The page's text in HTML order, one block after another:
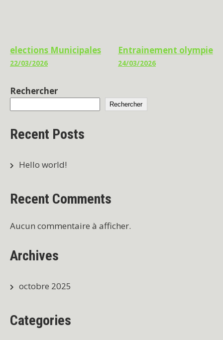
Navigation
de
l’article
elections Municipales
22/03/2026
Entrainement olympie
24/03/2026
Rechercher
Rechercher
Recent Posts
Hello world!
Recent Comments
Aucun commentaire à afficher.
Archives
octobre 2025
Categories